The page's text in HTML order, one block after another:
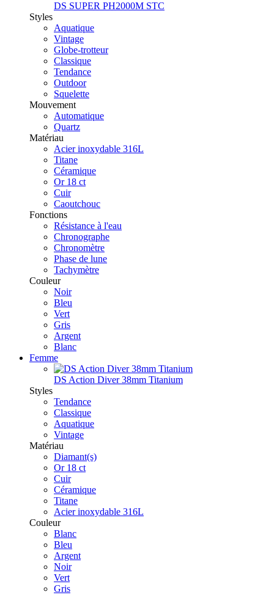
DS SUPER PH2000M STC
Styles
Aquatique
Vintage
Globe-trotteur
Classique
Tendance
Outdoor
Squelette
Mouvement
Automatique
Quartz
Matériau
Acier inoxydable 316L
Titane
Céramique
Or 18 ct
Cuir
Caoutchouc
Fonctions
Résistance à l'eau
Chronographe
Chronomètre
Phase de lune
Tachymètre
Couleur
Noir
Bleu
Vert
Gris
Argent
Blanc
Femme
DS Action Diver 38mm Titanium
Styles
Tendance
Classique
Aquatique
Vintage
Matériau
Diamant(s)
Or 18 ct
Cuir
Céramique
Titane
Acier inoxydable 316L
Couleur
Blanc
Bleu
Argent
Noir
Vert
Gris